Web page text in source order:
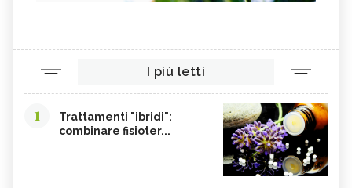
I più letti
1
Trattamenti "ibridi":
combinare fisioter...